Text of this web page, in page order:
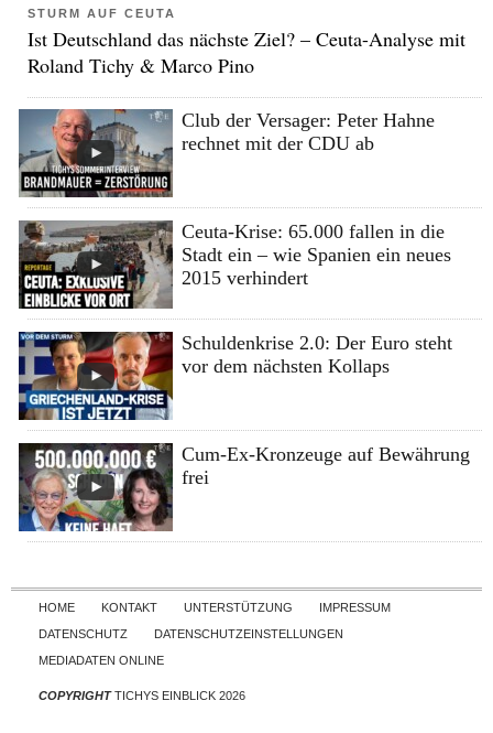
STURM AUF CEUTA
Ist Deutschland das nächste Ziel? – Ceuta-Analyse mit
Roland Tichy & Marco Pino
Club der Versager: Peter Hahne
rechnet mit der CDU ab
Ceuta-Krise: 65.000 fallen in die
Stadt ein – wie Spanien ein neues
2015 verhindert
Schuldenkrise 2.0: Der Euro steht
vor dem nächsten Kollaps
Cum-Ex-Kronzeuge auf Bewährung
frei
Skip to content
HOME KONTAKT UNTERSTÜTZUNG
IMPRESSUM
DATENSCHUTZ
DATENSCHUTZEINSTELLUNGEN
MEDIADATEN ONLINE
COPYRIGHTTICHYS EINBLICK 2026